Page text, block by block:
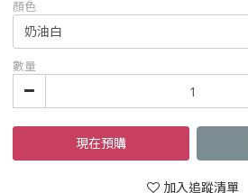
顏色
數量
現在預購
加入追蹤清單